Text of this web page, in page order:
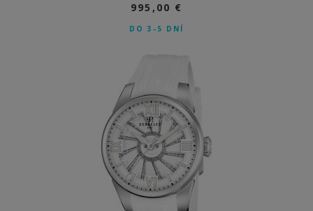
995,00 €
DO 3-5 DNÍ